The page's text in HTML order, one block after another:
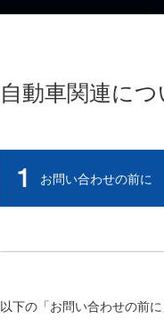
自動車関連に
お問い合わせの前に
以下の「お問い合わせの前